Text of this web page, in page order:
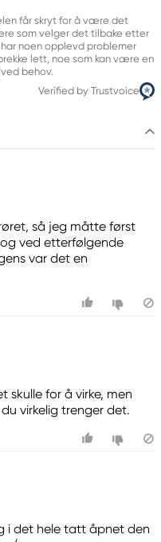
Søk legehjelp.
Skyll forsiktig med
lar seg gjøre.
får skryt for å være det
som velger det tilbake etter
noen opplevd problemer
lett, noe som kan være en
behov.
Verified by Trustvoice
så jeg måtte først
ved etterfølgende
var det en
skulle for å virke, men
virkelig trenger det.
i det hele tatt åpnet den